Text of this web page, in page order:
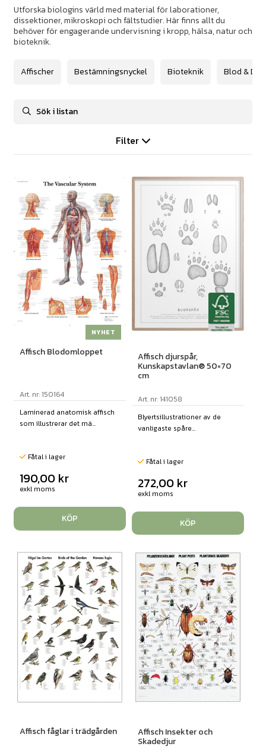
Utforska biologins värld med material för laborationer,
dissektioner, mikroskopi och fältstudier. Här finns allt du
behöver för engagerande undervisning i kropp, hälsa, natur och
bioteknik.
Affischer Bestämningsnyckel Bioteknik Blod &
Filter
Affisch Blodomloppet
NYHET
Art. nr: 150164
Laminerad anatomisk affisch
som illustrerar det mä...
Fåtal i lager
190,00 kr
exkl moms
KÖP
Affisch djurspår,
Kunskapstavlan® 50×70
cm
Art. nr: 141058
Blyertsillustrationer av de
vanligaste spåre...
Fåtal i lager
272,00 kr
exkl moms
KÖP
Affisch fåglar i trädgården Affisch Insekter och
Skadedjur